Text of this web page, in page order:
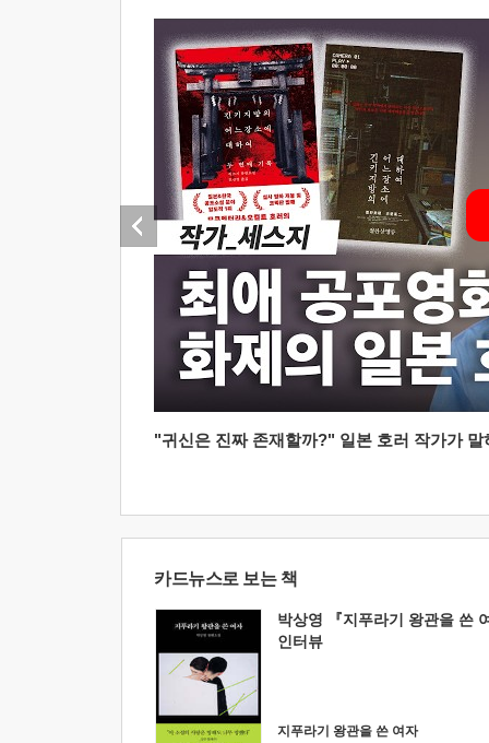
"귀신은 진짜 존재할까?" 일본 호러 작가가
카드뉴스로 보는 책
박상영 『지푸라기 왕관을 쓴
인터뷰
지푸라기 왕관을 쓴 여자